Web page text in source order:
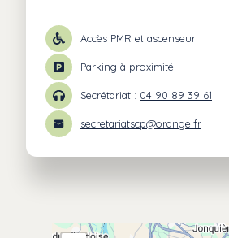
Accès PMR et ascenseur
Parking à proximité
Secrétariat : 04 90 89 39 61
secretariatscp@orange.fr